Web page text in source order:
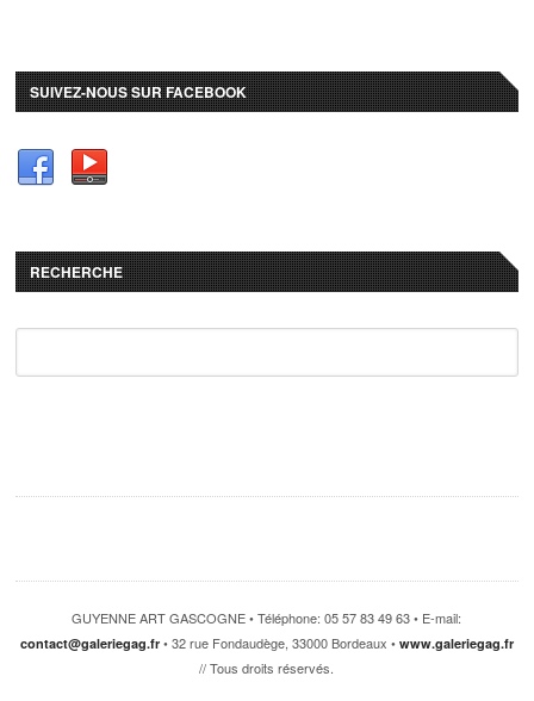
SUIVEZ-NOUS SUR FACEBOOK
RECHERCHE
GUYENNE ART GASCOGNE • Téléphone: 05 57 83 49 63 • E-mail:
contact@galeriegag.fr• 32 rue Fondaudège, 33000 Bordeaux • www.galeriegag.fr
// Tous droits réservés.